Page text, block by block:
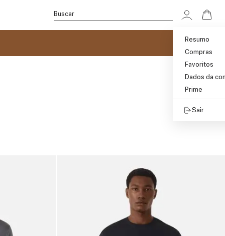
Buscar
Resumo
Compras
Favoritos
Dados da
Prime
Sair
Ir